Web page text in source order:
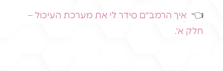
איך הרמב״ם סידר לי את מערכת העיכול –
חלק א׳.